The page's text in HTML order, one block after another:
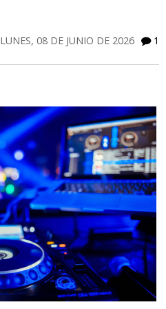
1
LUNES, 08 DE JUNIO DE 2026